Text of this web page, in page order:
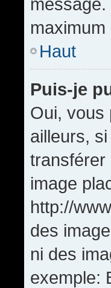
Haut
Puis-je
Oui, vous
ailleurs,
transférer
image
http://
des
ni des
exemple: